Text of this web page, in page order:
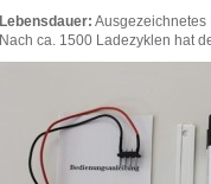
Lebensdauer: Ausgezeichnetes
Nach ca. 1500 Ladezyklen hat